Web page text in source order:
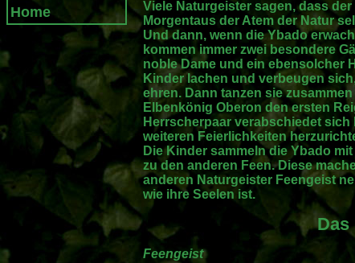
Home
Viele Naturgeister sagen, dass
Morgentaus der Atem der Natur
Und dann, wenn die Ybado
kommen immer zwei besondere
noble Dame und ein ebensolcher
Kinder lachen und verbeugen
ehren. Dann tanzen sie
Elbenkönig Oberon den ersten
Herrscherpaar verabschiedet
weiteren Feierlichkeiten
Die Kinder sammeln die Ybado
zu den anderen Feen. Diese
anderen Naturgeister Feengeist
wie ihre Seelen ist.
Das
Feengeist